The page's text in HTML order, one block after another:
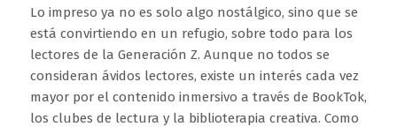
Lo impreso ya no es solo algo nostálgico, sino que se
está convirtiendo en un refugio, sobre todo para los
lectores de la Generación Z. Aunque no todos se
consideran ávidos lectores, existe un interés cada vez
mayor por el contenido inmersivo a través de BookTok,
los clubes de lectura y la biblioterapia creativa. Como